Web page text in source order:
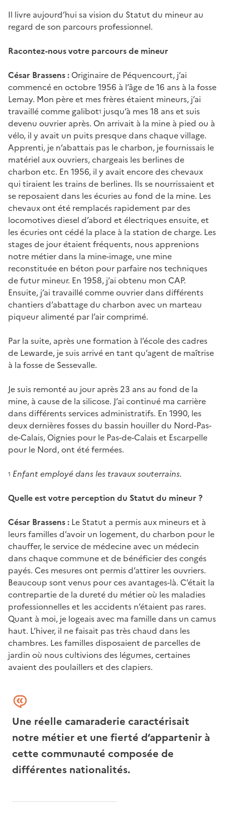
Il livre aujourd’hui sa vision du Statut du mineur au
regard de son parcours professionnel.
Racontez-nous votre parcours de mineur
César Brassens : Originaire de Péquencourt, j’ai
commencé en octobre 1956 à l’âge de 16 ans à la fosse
Lemay. Mon père et mes frères étaient mineurs, j’ai
travaillé comme galibot1 jusqu’à mes 18 ans et suis
devenu ouvrier après. On arrivait à la mine à pied ou à
vélo, il y avait un puits presque dans chaque village.
Apprenti, je n’abattais pas le charbon, je fournissais le
matériel aux ouvriers, chargeais les berlines de
charbon etc. En 1956, il y avait encore des chevaux
qui tiraient les trains de berlines. Ils se nourrissaient et
se reposaient dans les écuries au fond de la mine. Les
chevaux ont été remplacés rapidement par des
locomotives diesel d’abord et électriques ensuite, et
les écuries ont cédé la place à la station de charge. Les
stages de jour étaient fréquents, nous apprenions
notre métier dans la mine-image, une mine
reconstituée en béton pour parfaire nos techniques
de futur mineur. En 1958, j’ai obtenu mon CAP.
Ensuite, j’ai travaillé comme ouvrier dans différents
chantiers d’abattage du charbon avec un marteau
piqueur alimenté par l’air comprimé.
Par la suite, après une formation à l’école des cadres
de Lewarde, je suis arrivé en tant qu’agent de maîtrise
à la fosse de Sessevalle.
Je suis remonté au jour après 23 ans au fond de la
mine, à cause de la silicose. J’ai continué ma carrière
dans différents services administratifs. En 1990, les
deux dernières fosses du bassin houiller du Nord-Pas-
de-Calais, Oignies pour le Pas-de-Calais et Escarpelle
pour le Nord, ont été fermées.
1 Enfant employé dans les travaux souterrains.
Quelle est votre perception du Statut du mineur ?
César Brassens : Le Statut a permis aux mineurs et à
leurs familles d’avoir un logement, du charbon pour le
chauffer, le service de médecine avec un médecin
dans chaque commune et de bénéficier des congés
payés. Ces mesures ont permis d’attirer les ouvriers.
Beaucoup sont venus pour ces avantages-là. C’était la
contrepartie de la dureté du métier où les maladies
professionnelles et les accidents n’étaient pas rares.
Quant à moi, je logeais avec ma famille dans un camus
haut. L’hiver, il ne faisait pas très chaud dans les
chambres. Les familles disposaient de parcelles de
jardin où nous cultivions des légumes, certaines
avaient des poulaillers et des clapiers.
Une réelle camaraderie caractérisait
notre métier et une fierté d’appartenir à
cette communauté composée de
différentes nationalités.